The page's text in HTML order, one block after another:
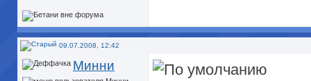
09.07.2008, 12:42
Минни